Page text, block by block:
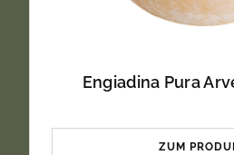
Engiadina Pura
ZUM